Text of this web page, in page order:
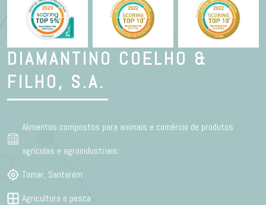
DIAMANTINO COELHO &
FILHO, S.A.
Alimentos compostos para animais e comércio de produtos
agrícolas e agroindustriais.
Tomar, Santarém
Agricultura e pesca